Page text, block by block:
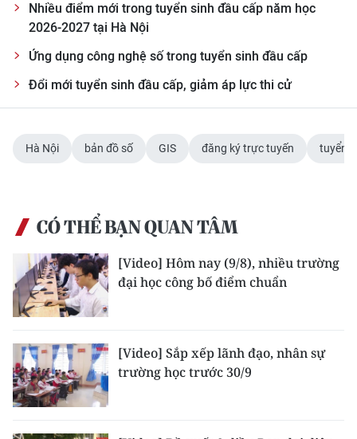
Media Kinh tế
Media Văn hóa
Media Xã hội
Media Du lịch
Media Thể thao
Media Giáo dục
Media Y tế
Media Môi trường
Ảnh
Infographic
Nhiều điểm mới trong tuyển sinh đầu cấp năm học
2026-2027 tại Hà Nội
Ứng dụng công nghệ số trong tuyển sinh đầu cấp
Đổi mới tuyển sinh đầu cấp, giảm áp lực thi cử
Hà Nội bản đồ số GIS đăng ký trực tuyến tuyển
CÓ THỂ BẠN QUAN TÂM
[Video] Hôm nay (9/8), nhiều trường
đại học công bố điểm chuẩn
[Video] Sắp xếp lãnh đạo, nhân sự
trường học trước 30/9